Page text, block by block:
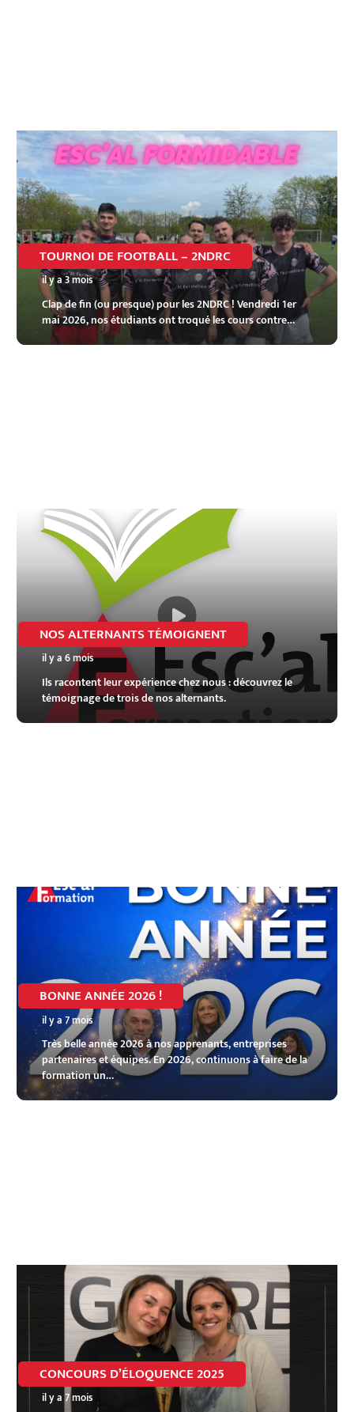
TOURNOI DE FOOTBALL – 2NDRC
il y a 3 mois
Clap de fin (ou presque) pour les 2NDRC ! Vendredi 1er
mai 2026, nos étudiants ont troqué les cours contre…
NOS ALTERNANTS TÉMOIGNENT
il y a 6 mois
Ils racontent leur expérience chez nous : découvrez le
témoignage de trois de nos alternants.
BONNE ANNÉE 2026 !
il y a 7 mois
Très belle année 2026 à nos apprenants, entreprises
partenaires et équipes. En 2026, continuons à faire de la
formation un…
CONCOURS D’ÉLOQUENCE 2025
il y a 7 mois